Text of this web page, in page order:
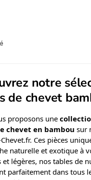
notre
de chevet
proposons une
chevet en bambou sur
Ces pièces
naturelle et exotique à
et légères, nos tables de
parfaitement dans tous